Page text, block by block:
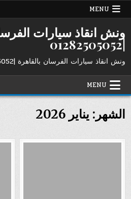
Skip
MENU
ونش انقاذ سيارات
|01282505052
ونش انقاذ سيارات الفرسان بالقاهرة |01282505052
MENU
الشهر: يناير 2026